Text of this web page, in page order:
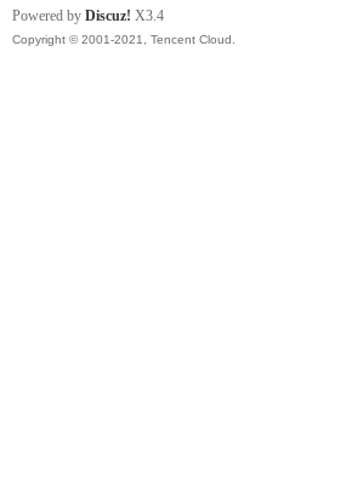
Powered by Discuz! X3.4
Copyright © 2001-2021, Tencent Cloud.